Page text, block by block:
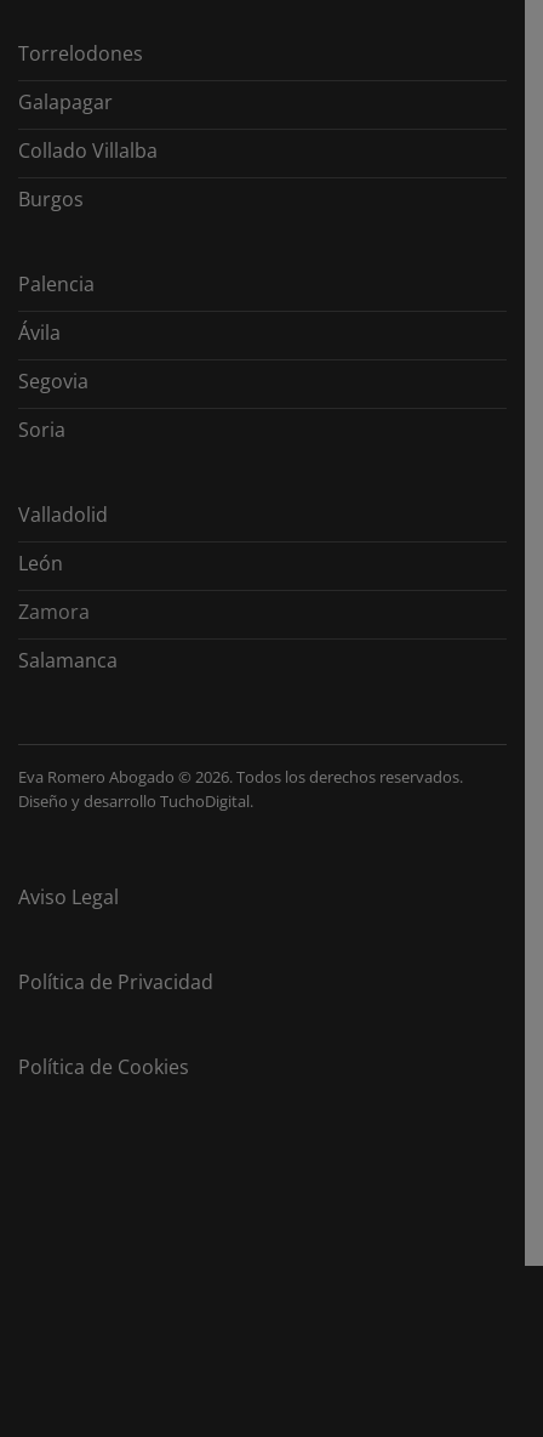
Torrelodones
Galapagar
Collado Villalba
Burgos
Palencia
Ávila
Segovia
Soria
Valladolid
León
Zamora
Salamanca
Eva Romero Abogado © 2026. Todos los derechos reservados.
Diseño y desarrollo TuchoDigital.
Aviso Legal
Política de Privacidad
Política de Cookies